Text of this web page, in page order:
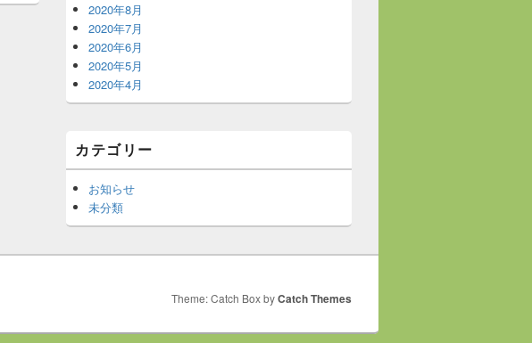
2020年8月
2020年7月
2020年6月
2020年5月
2020年4月
カテゴリー
お知らせ
未分類
Theme: Catch Box byCatch Themes